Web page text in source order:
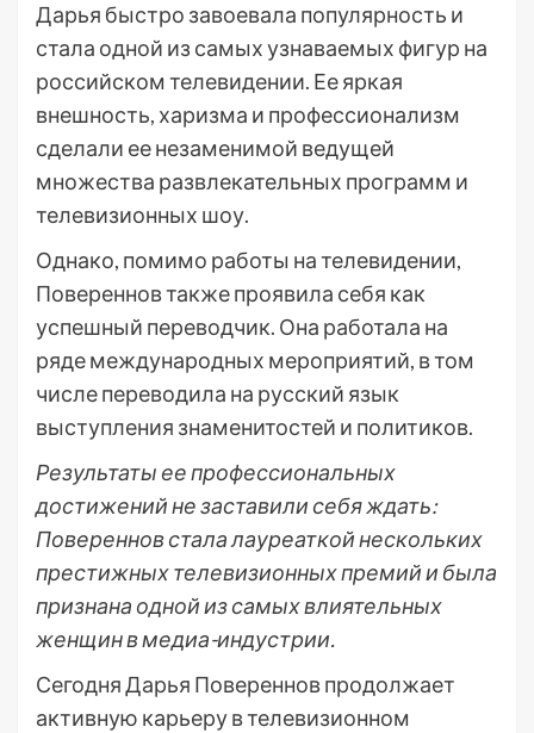
Дарья быстро завоевала популярность и
стала одной из самых узнаваемых фигур на
российском телевидении. Ее яркая
внешность, харизма и профессионализм
сделали ее незаменимой ведущей
множества развлекательных программ и
телевизионных шоу.
Однако, помимо работы на телевидении,
Повереннов также проявила себя как
успешный переводчик. Она работала на
ряде международных мероприятий, в том
числе переводила на русский язык
выступления знаменитостей и политиков.
Результаты ее профессиональных
достижений не заставили себя ждать:
Повереннов стала лауреаткой нескольких
престижных телевизионных премий и была
признана одной из самых влиятельных
женщин в медиа-индустрии.
Сегодня Дарья Повереннов продолжает
активную карьеру в телевизионном